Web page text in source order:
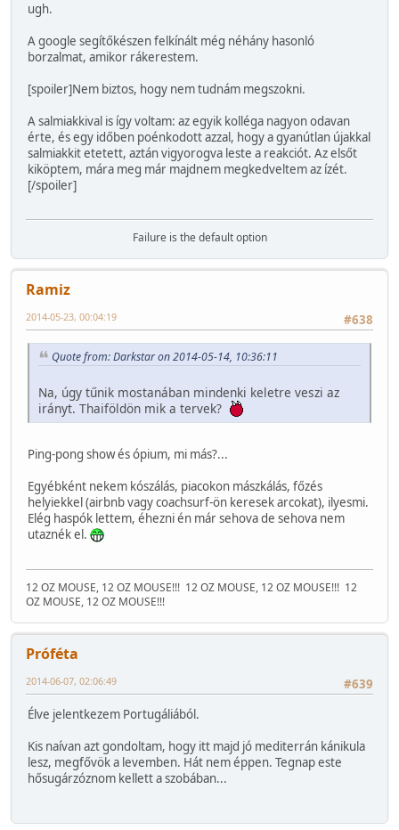
ugh.
A google segítőkészen felkínált még néhány hasonló
borzalmat, amikor rákerestem.
[spoiler]Nem biztos, hogy nem tudnám megszokni.
A salmiakkival is így voltam: az egyik kolléga nagyon odavan
érte, és egy időben poénkodott azzal, hogy a gyanútlan újakkal
salmiakkit etetett, aztán vigyorogva leste a reakciót. Az elsőt
kiköptem, mára meg már majdnem megkedveltem az ízét.
[/spoiler]
Failure is the default option
Ramiz
#638
2014-05-23, 00:04:19
Quote from: Darkstar on 2014-05-14, 10:36:11
Na, úgy tűnik mostanában mindenki keletre veszi az
irányt. Thaiföldön mik a tervek?
Ping-pong show és ópium, mi más?...
Egyébként nekem kószálás, piacokon mászkálás, főzés
helyiekkel (airbnb vagy coachsurf-ön keresek arcokat), ilyesmi.
Elég haspók lettem, éhezni én már sehova de sehova nem
utaznék el.
12 OZ MOUSE, 12 OZ MOUSE!!! 12 OZ MOUSE, 12 OZ MOUSE!!! 12
OZ MOUSE, 12 OZ MOUSE!!!
Próféta
#639
2014-06-07, 02:06:49
Élve jelentkezem Portugáliából.
Kis naívan azt gondoltam, hogy itt majd jó mediterrán kánikula
lesz, megfővök a levemben. Hát nem éppen. Tegnap este
hősugárzóznom kellett a szobában...